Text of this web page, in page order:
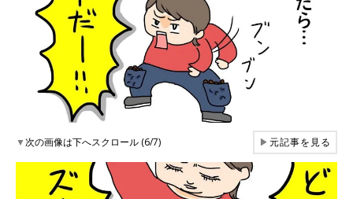
▼次の画像は下へスクロール (6/7) ▶元記事を見る